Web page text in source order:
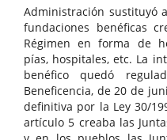
Administración sustituyó
fundaciones benéficas
Régimen en forma de
pías, hospitales, etc. La
benéfico quedó
Beneficencia, de 20 de
definitiva por la Ley 30/
artículo 5 creaba las